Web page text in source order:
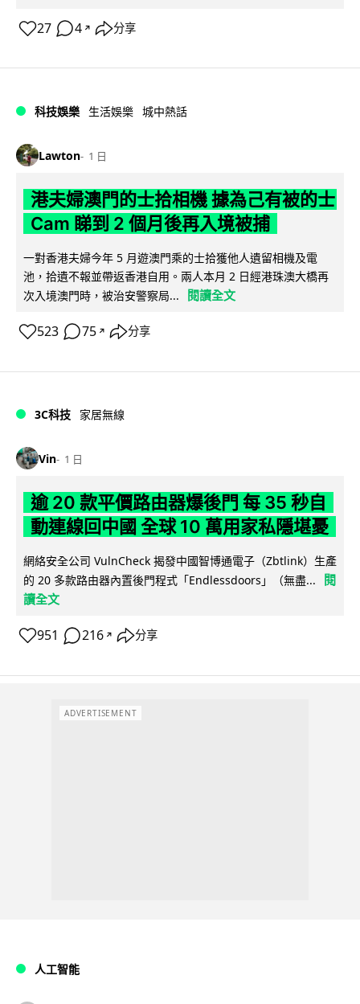
27 4 ↗ 分享
科技娛樂 生活娛樂 城中熱話
Lawton 1 日
港夫婦澳門的士拾相機 據為己有被的士
Cam 睇到 2 個月後再入境被捕
一對香港夫婦今年 5 月遊澳門乘的士拾獲他人遺留相機及電
池，拾遺不報並帶返香港自用。兩人本月 2 日經港珠澳大橋再
次入境澳門時，被治安警察局...
閱讀全文
523 75 ↗ 分享
3C科技 家居無線
Vin 1 日
逾 20 款平價路由器爆後門 每 35 秒自
動連線回中國 全球 10 萬用家私隱堪憂
網絡安全公司 VulnCheck 揭發中國智博通電子（Zbtlink）生產
的 20 多款路由器內置後門程式「Endlessdoors」（無盡...
閱
讀全文
951 216 ↗ 分享
ADVERTISEMENT
人工智能